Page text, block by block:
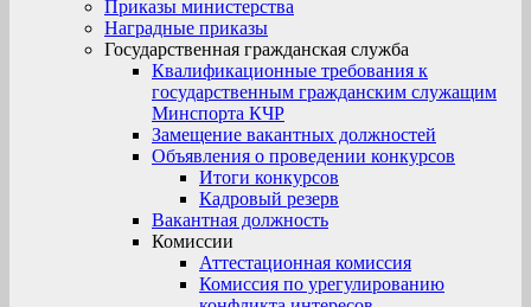
Приказы министерства
Наградные приказы
Государственная гражданская служба
Квалификационные требования к
государственным гражданским служащим
Минспорта КЧР
Замещение вакантных должностей
Объявления о проведении конкурсов
Итоги конкурсов
Кадровый резерв
Вакантная должность
Комиссии
Аттестационная комиссия
Комиссия по урегулированию